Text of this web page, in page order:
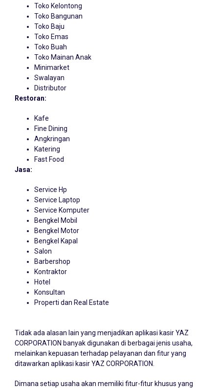
Toko Kelontong
Toko Bangunan
Toko Baju
Toko Emas
Toko Buah
Toko Mainan Anak
Minimarket
Swalayan
Distributor
Restoran:
Kafe
Fine Dining
Angkringan
Katering
Fast Food
Jasa:
Service Hp
Service Laptop
Service Komputer
Bengkel Mobil
Bengkel Motor
Bengkel Kapal
Salon
Barbershop
Kontraktor
Hotel
Konsultan
Properti dan Real Estate
Tidak ada alasan lain yang menjadikan aplikasi kasir YAZ
CORPORATION banyak digunakan di berbagai jenis usaha,
melainkan kepuasan terhadap pelayanan dan fitur yang
ditawarkan aplikasi kasir YAZ CORPORATION.
Dimana setiap usaha akan memiliki fitur-fitur khusus yang